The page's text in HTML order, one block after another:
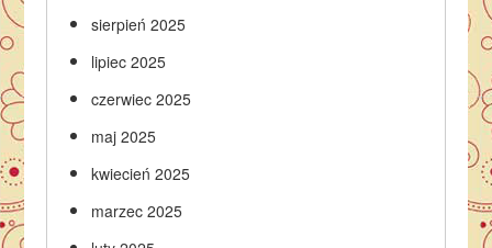
sierpień 2025
lipiec 2025
czerwiec 2025
maj 2025
kwiecień 2025
marzec 2025